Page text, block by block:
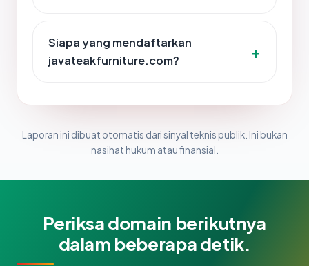
Siapa yang mendaftarkan
javateakfurniture.com?
Laporan ini dibuat otomatis dari sinyal teknis publik. Ini bukan
nasihat hukum atau finansial.
Periksa domain berikutnya
dalam beberapa detik.